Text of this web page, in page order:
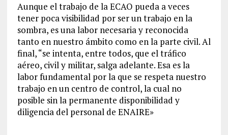
Aunque el trabajo de la ECAO pueda a veces
tener poca visibilidad por ser un trabajo en la
sombra, es una labor necesaria y reconocida
tanto en nuestro ámbito como en la parte civil. Al
final, “se intenta, entre todos, que el tráfico
aéreo, civil y militar, salga adelante. Esa es la
labor fundamental por la que se respeta nuestro
trabajo en un centro de control, la cual no
posible sin la permanente disponibilidad y
diligencia del personal de ENAIRE»